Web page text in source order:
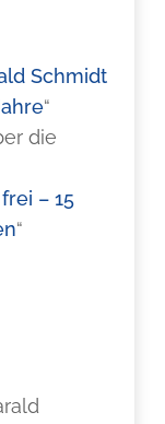
Schmidt
“
die
– 15
“